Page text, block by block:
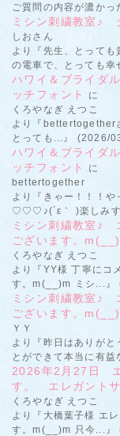
ご質問の内容が濃か
ミシン刺繍教室♪
しおさん
より『先生、とっても
の電車で、とっても
ハワイ＆ブライダ
ッチフォント
に
くろやなぎ えつこ
より『bettertogether
とっても...』 (2026/
ハワイ＆ブライダ
ッチフォント
に
bettertogether
より『きゃー！！！や
♡♡♡♪(´ε｀ )楽しみ
ミシン刺繍教室♪
ございます。
くろやなぎ えつこ
より『YY様 丁寧にコ
す。m(__)m ミシ...
ミシン刺繍教室♪
ございます。
ＹＹ
より『昨日はありがと
とができて本当に有
2026年2月27日 エ
す。 エレガントサ
くろやなぎ えつこ
より『大橋葉子様 エ
す。m(__)m 只今...